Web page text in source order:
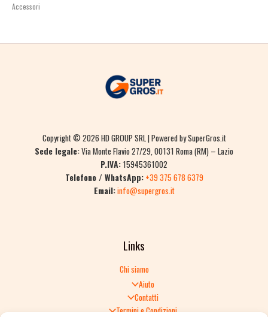
Accessori
Copyright © 2026 HD GROUP SRL | Powered by SuperGros.it
Sede legale:Via Monte Flavio 27/29, 00131 Roma (RM) – Lazio
P.IVA:15945361002
Telefono / WhatsApp: +39 375 678 6379
Email:info@supergros.it
Links
Chi siamo
Aiuto
Contatti
Termini e Condizioni